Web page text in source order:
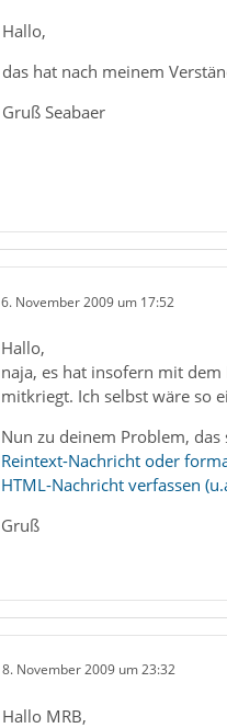
Hallo,
das hat nach meinem
Gruß Seabaer
6. November 2009 um 17:52
Hallo,
naja, es hat insofern mit
mitkriegt. Ich selbst wäre so
Nun zu deinem Problem,
Reintext-Nachricht oder
HTML-Nachricht verfassen
Gruß
8. November 2009 um 23:32
Hallo MRB,